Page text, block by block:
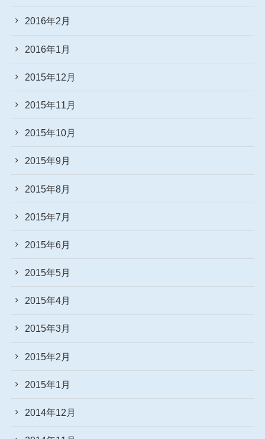
2016年2月
2016年1月
2015年12月
2015年11月
2015年10月
2015年9月
2015年8月
2015年7月
2015年6月
2015年5月
2015年4月
2015年3月
2015年2月
2015年1月
2014年12月